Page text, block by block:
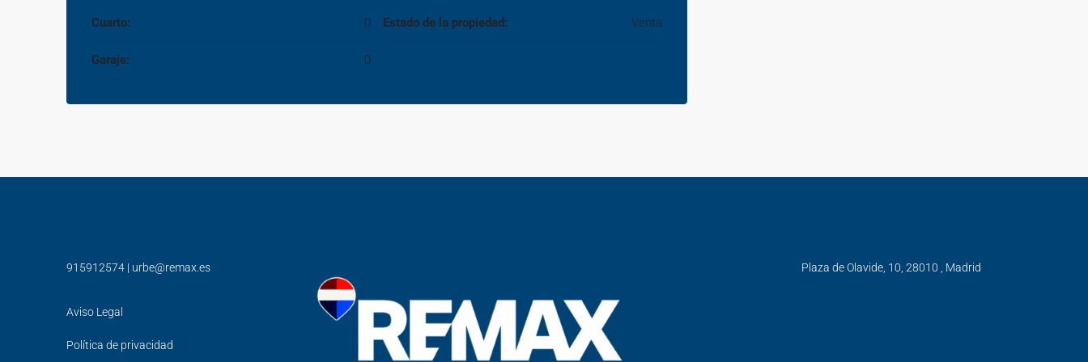
Cuarto: 0
Garaje: 0
Estado de la propiedad: Venta
915912574 | urbe@remax.es
Aviso Legal
Política de privacidad
Plaza de Olavide, 10, 28010 , Madrid